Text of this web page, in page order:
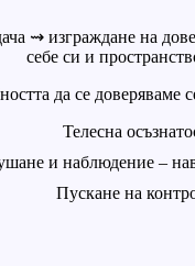
⇝ изграждане на
себе си и
да се доверяваме
Телесна
и наблюдение –
Пускане на